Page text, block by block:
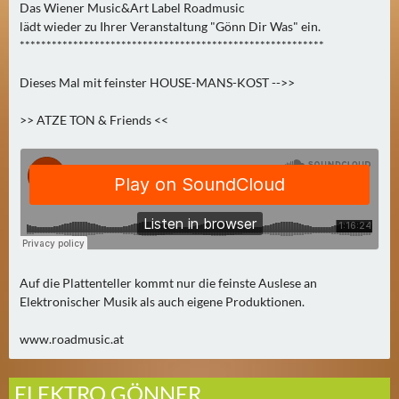
2
)
U
B
R
M
O
R
G
N
2
)
Das Wiener Music&Art Label Roadmusic
lädt wieder zu Ihrer Veranstaltung "Gönn Dir Was" ein.
*********************************************************
Dieses Mal mit feinster HOUSE-MANS-KOST -->>
>> ATZE TON & Friends <<
Auf die Plattenteller kommt nur die feinste Auslese an
Elektronischer Musik als auch eigene Produktionen.
www.roadmusic.at
ELEKTRO GÖNNER